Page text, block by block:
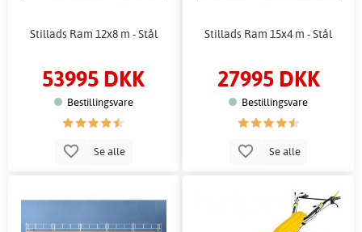
Stillads Ram 12x8 m - Stål
53995 DKK
Bestillingsvare
Se alle
Stillads Ram 15x4 m - Stål
27995 DKK
Bestillingsvare
Se alle